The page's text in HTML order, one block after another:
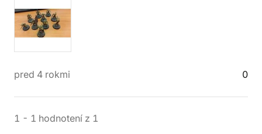
pred 4 rokmi 0
1 - 1 hodnotení z 1